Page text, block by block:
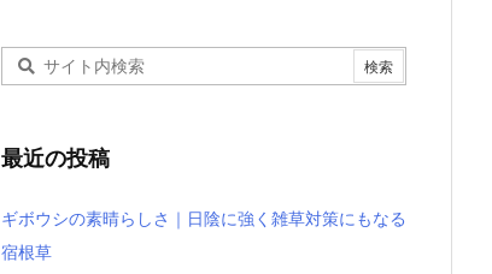
最近の投稿
ギボウシの素晴らしさ｜日陰に強く雑草対策にもなる
宿根草